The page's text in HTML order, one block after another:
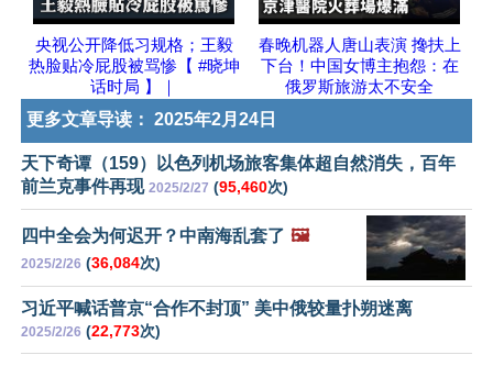
央视公开降低习规格；王毅
热脸贴冷屁股被骂惨【 #晓坤
话时局 】｜
春晚机器人唐山表演 搀扶上
下台！中国女博主抱怨：在
俄罗斯旅游太不安全
更多文章导读： 2025年2月24日
天下奇谭（159）以色列机场旅客集体超自然消失，百年
前兰克事件再现 2025/2/27 (95,460次)
四中全会为何迟开？中南海乱套了 🖼️
2025/2/26 (36,084次)
习近平喊话普京“合作不封顶” 美中俄较量扑朔迷离
2025/2/26 (22,773次)